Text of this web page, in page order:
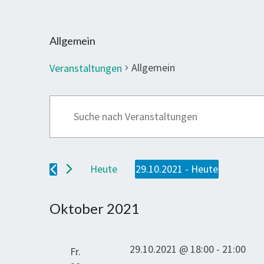
Allgemein
Veranstaltungen Allgemein
Suche
Ansichten,
Suche
Schlüsselwort.
Heute 29.10.2021 - Heute
wählen.
Oktober 2021
Fr.
29.10.2021 @ 18:00- 21:00